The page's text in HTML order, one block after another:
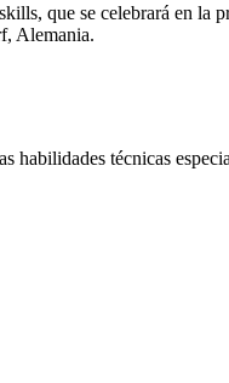
que se celebrará en la
Alemania.
técnicas